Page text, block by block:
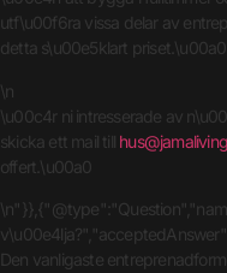
utf\u00f6ra vissa delar av
detta s\u00e5klart priset.\u00a0
\n
\u00c4r ni intresserade av
skicka ett mail till
offert.\u00a0
Den vanligaste